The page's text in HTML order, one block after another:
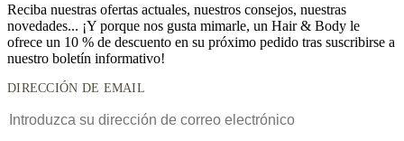
Reciba nuestras ofertas actuales, nuestros consejos, nuestras
novedades... ¡Y porque nos gusta mimarle, un Hair & Body le
ofrece un 10 % de descuento en su próximo pedido tras suscribirse a
nuestro boletín informativo!
DIRECCIÓN DE EMAIL